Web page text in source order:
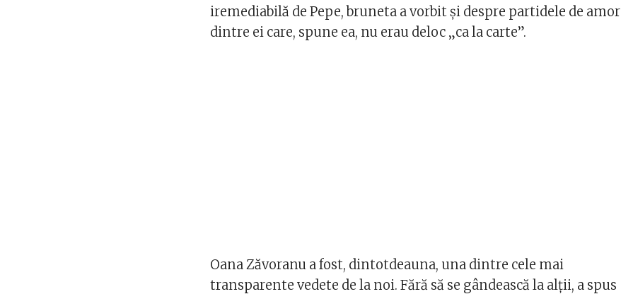
iremediabilă de Pepe, bruneta a vorbit și despre partidele de amor
dintre ei care, spune ea, nu erau deloc „ca la carte”.
Oana Zăvoranu a fost, dintotdeauna, una dintre cele mai
transparente vedete de la noi. Fără să se gândească la alții, a spus